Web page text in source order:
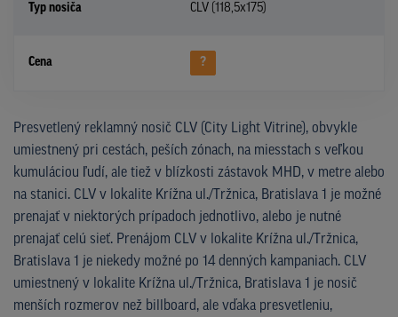
Typ nosiča CLV (118,5x175)
Cena ?
Presvetlený reklamný nosič CLV (City Light Vitrine), obvykle
umiestnený pri cestách, peších zónach, na miesstach s veľkou
kumuláciou ľudí, ale tiež v blízkosti zástavok MHD, v metre alebo
na stanici. CLV v lokalite Krížna ul./Tržnica, Bratislava 1 je možné
prenajať v niektorých prípadoch jednotlivo, alebo je nutné
prenajať celú sieť. Prenájom CLV v lokalite Krížna ul./Tržnica,
Bratislava 1 je niekedy možné po 14 denných kampaniach. CLV
umiestnený v lokalite Krížna ul./Tržnica, Bratislava 1 je nosič
menších rozmerov než billboard, ale vďaka presvetleniu,